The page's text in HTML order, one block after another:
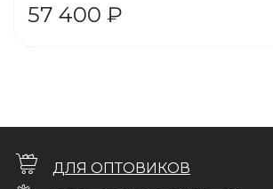
57 400 ₽
ДЛЯ ОПТОВИКОВ